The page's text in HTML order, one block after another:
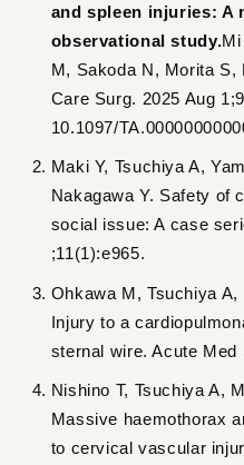
and spleen injuries: A
observational study.
M, Sakoda N, Morita S,
Care Surg. 2025 Aug
10.1097/
Maki Y, Tsuchiya A,
Nakagawa Y. Safety of
social issue: A case
;11(1):e965.
Ohkawa M, Tsuchiya
Injury to a
sternal wire. Acute Med
Nishino T, Tsuchiya A,
Massive haemothorax
to cervical vascular